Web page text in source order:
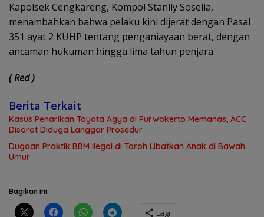
Kapolsek Cengkareng, Kompol Stanlly Soselia,
menambahkan bahwa pelaku kini dijerat dengan Pasal
351 ayat 2 KUHP tentang penganiayaan berat, dengan
ancaman hukuman hingga lima tahun penjara.
( Red )
Berita Terkait
Kasus Penarikan Toyota Agya di Purwokerto Memanas, ACC
Disorot Diduga Langgar Prosedur
Dugaan Praktik BBM Ilegal di Toroh Libatkan Anak di Bawah
Umur
Bagikan ini:
Lagi